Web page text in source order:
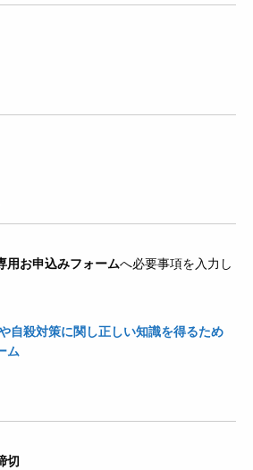
用お申込みフォームへ必要事項を入力し
自殺対策に関し正しい知識を得るため
ム
切